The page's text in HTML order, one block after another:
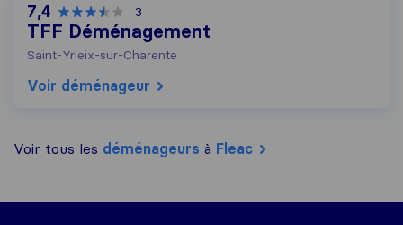
7,4 3
TFF Déménagement
Saint-Yrieix-sur-Charente
Voir déménageur
Voir tous les déménageurs à Fleac